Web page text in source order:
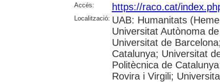
Accés: https://raco.cat/
Localització: UAB: Humanitats
Universitat Autònoma
Universitat de
Catalunya; Universitat
Politècnica de
Rovira i Virgili;